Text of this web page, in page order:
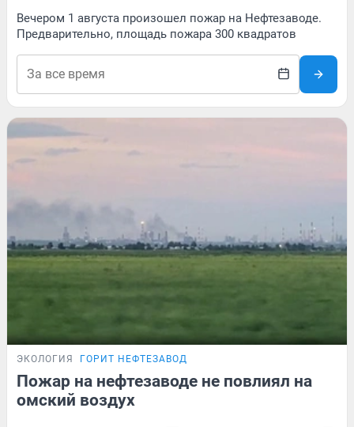
Вечером 1 августа произошел пожар на Нефтезаводе.
Предварительно, площадь пожара 300 квадратов
ЭКОЛОГИЯ ГОРИТ НЕФТЕЗАВОД
Пожар на нефтезаводе не повлиял на
омский воздух